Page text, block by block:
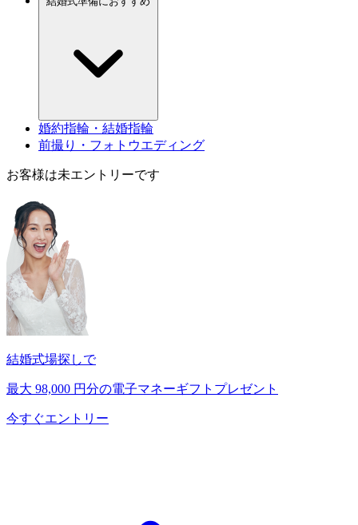
婚約指輪・結婚指輪
前撮り・フォトウエディング
お客様は未エントリーです
結婚式場探しで
最大 98,000 円分の電子マネーギフトプレゼント
今すぐエントリー